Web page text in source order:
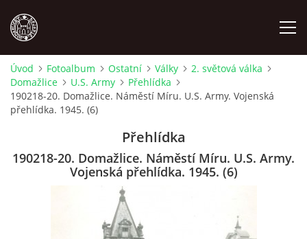
MÍSTOPIS
OSOBNOSTI
Úvod Fotoalbum Ostatní Války
2. světová válka
Domažlice
U.S. Army
Přehlídka
190218-20. Domažlice. Náměstí Míru. U.S. Army. Vojenská
přehlídka. 1945. (6)
Přehlídka
190218-20. Domažlice. Náměstí Míru. U.S. Army.
Vojenská přehlídka. 1945. (6)